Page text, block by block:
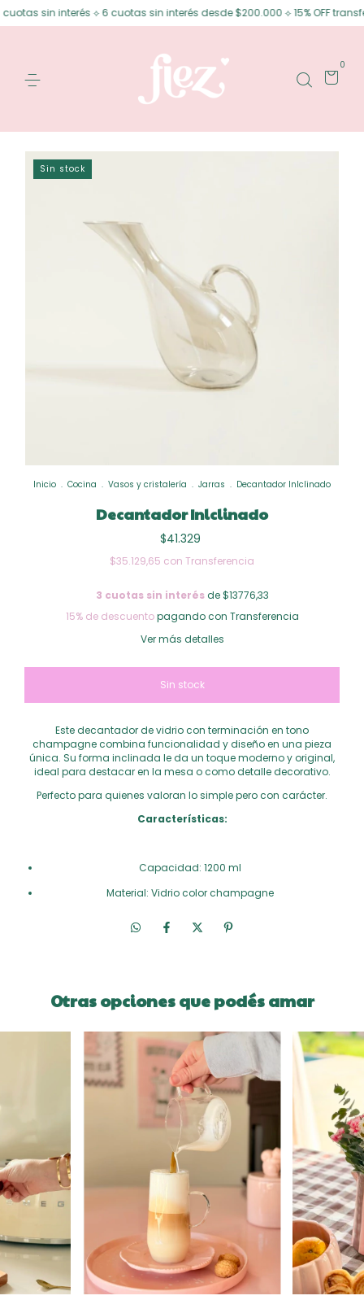
sin interés ⟡ 6 cuotas sin interés desde $200.000 ⟡ 15% OFF
0
Sin stock
Inicio . Cocina . Vasos y cristalería . Jarras . Decantador Inlclinado
Decantador Inlclinado
$41.329
$35.129,65 con Transferencia
3 cuotas sin interésde $13776,33
15% de descuentopagando con Transferencia
Ver más detalles
Este decantador de vidrio con terminación en tono
champagne combina funcionalidad y diseño en una pieza
única. Su forma inclinada le da un toque moderno y original,
ideal para destacar en la mesa o como detalle decorativo.
Perfecto para quienes valoran lo simple pero con carácter.
Características:
Capacidad: 1200 ml
Material: Vidrio color champagne
Otras opciones que podés amar